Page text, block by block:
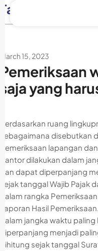
Tag:
March 15, 2023
Pemeriksaan
saja yang
Berdasarkan ruang
sebagaimana disebutkan
pemeriksaan lapangan
Kantor dilakukan dalam
dan dapat diperpanjang
sejak tanggal Wajib
dalam rangka
Laporan Hasil
dalam jangka waktu
diperpanjang menjadi
dihitung sejak tanggal